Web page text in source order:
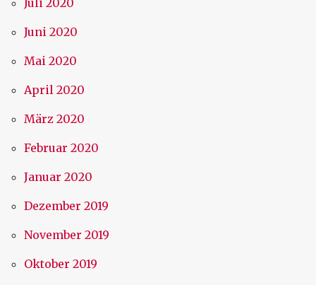
Juli 2020
Juni 2020
Mai 2020
April 2020
März 2020
Februar 2020
Januar 2020
Dezember 2019
November 2019
Oktober 2019